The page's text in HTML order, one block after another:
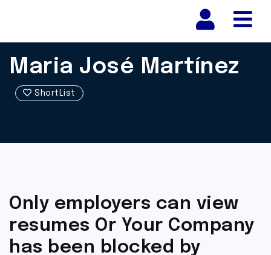
Maria José Martínez
ShortList
Only employers can view
resumes Or Your Company
has been blocked by